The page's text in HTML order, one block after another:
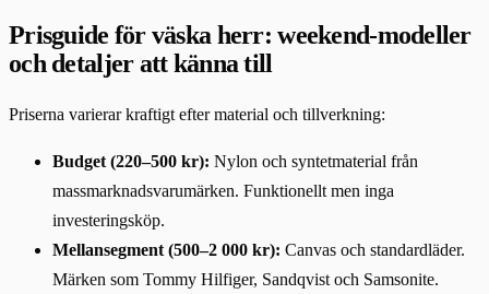
Prisguide för väska herr: weekend-modeller
och detaljer att känna till
Priserna varierar kraftigt efter material och tillverkning:
Budget (220–500 kr): Nylon och syntetmaterial från
massmarknadsvarumärken. Funktionellt men inga
investeringsköp.
Mellansegment (500–2 000 kr): Canvas och standardläder.
Märken som Tommy Hilfiger, Sandqvist och Samsonite.